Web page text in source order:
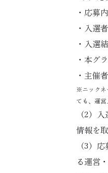
・応募
・入選
・入選
・本グ
・主催
※ニックネ
ても、運営
（2）
情報を
（3）
る運営